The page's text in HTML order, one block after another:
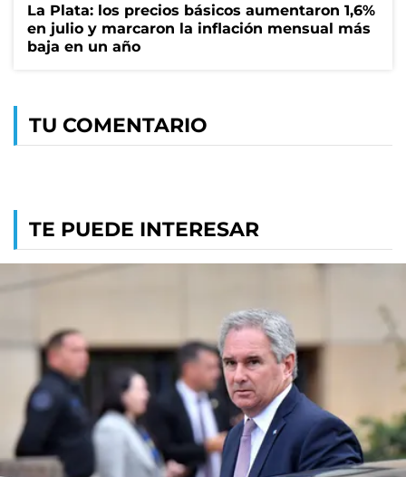
La Plata: los precios básicos aumentaron 1,6%
en julio y marcaron la inflación mensual más
baja en un año
TU COMENTARIO
TE PUEDE INTERESAR